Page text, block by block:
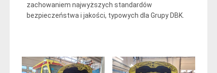
zachowaniem najwyższych standardów
bezpieczeństwa i jakości, typowych dla Grupy DBK.